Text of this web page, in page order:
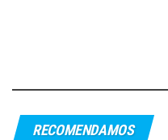
RECOMENDAMOS